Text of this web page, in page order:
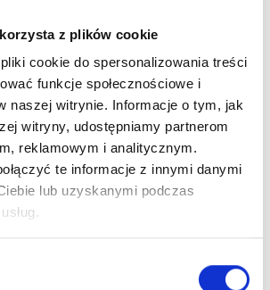
z plików cookie
cookie do spersonalizowania treści
funkcje społecznościowe i
naszej witrynie. Informacje o tym, jak
witryny, udostępniamy partnerom
reklamowym i analitycznym.
te informacje z innymi danymi
lub uzyskanymi podczas